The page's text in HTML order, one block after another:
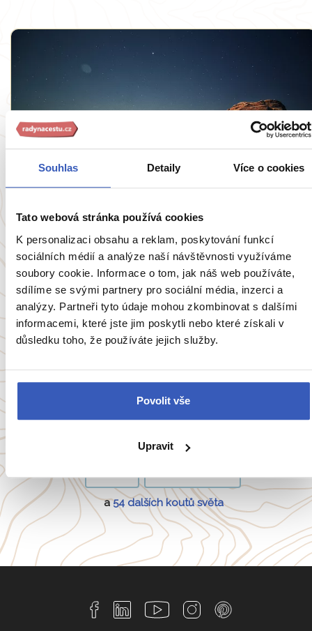
Souhlas Detaily Více o cookies
Tato webová stránka používá cookies
K personalizaci obsahu a reklam, poskytování funkcí
sociálních médií a analýze naší návštěvnosti využíváme
soubory cookie. Informace o tom, jak náš web používáte,
sdílíme se svými partnery pro sociální média, inzerci a
analýzy. Partneři tyto údaje mohou zkombinovat s dalšími
informacemi, které jste jim poskytli nebo které získali v
důsledku toho, že používáte jejich služby.
Povolit vše
Upravit
Inspirace
Romantický zážitek na celý život
4323 přečtení
Zobrazit všechny články o Jordánsku
Oblíbené cíle
a54 dalších koutů světa